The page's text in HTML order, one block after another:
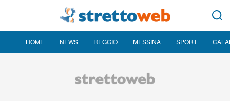
HOME NEWS REGGIO MESSINA SPORT